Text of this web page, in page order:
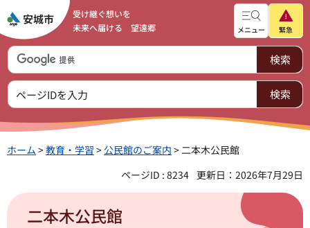
受け継ぐ想いを
未来へ届ける 望遠郷
メニュー 緊急
ホーム >教育・学習 > 公民館のご案内 > 二本木公民館
ページID : 8234 更新日：2026年7月29日
二本木公民館